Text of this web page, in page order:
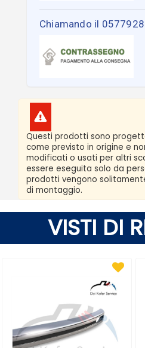
Chiamando il
Questi prodotti sono
come previsto in origine e
modificati o usati per altri
essere eseguita solo da
prodotti vengono
di montaggio.
VISTI DI